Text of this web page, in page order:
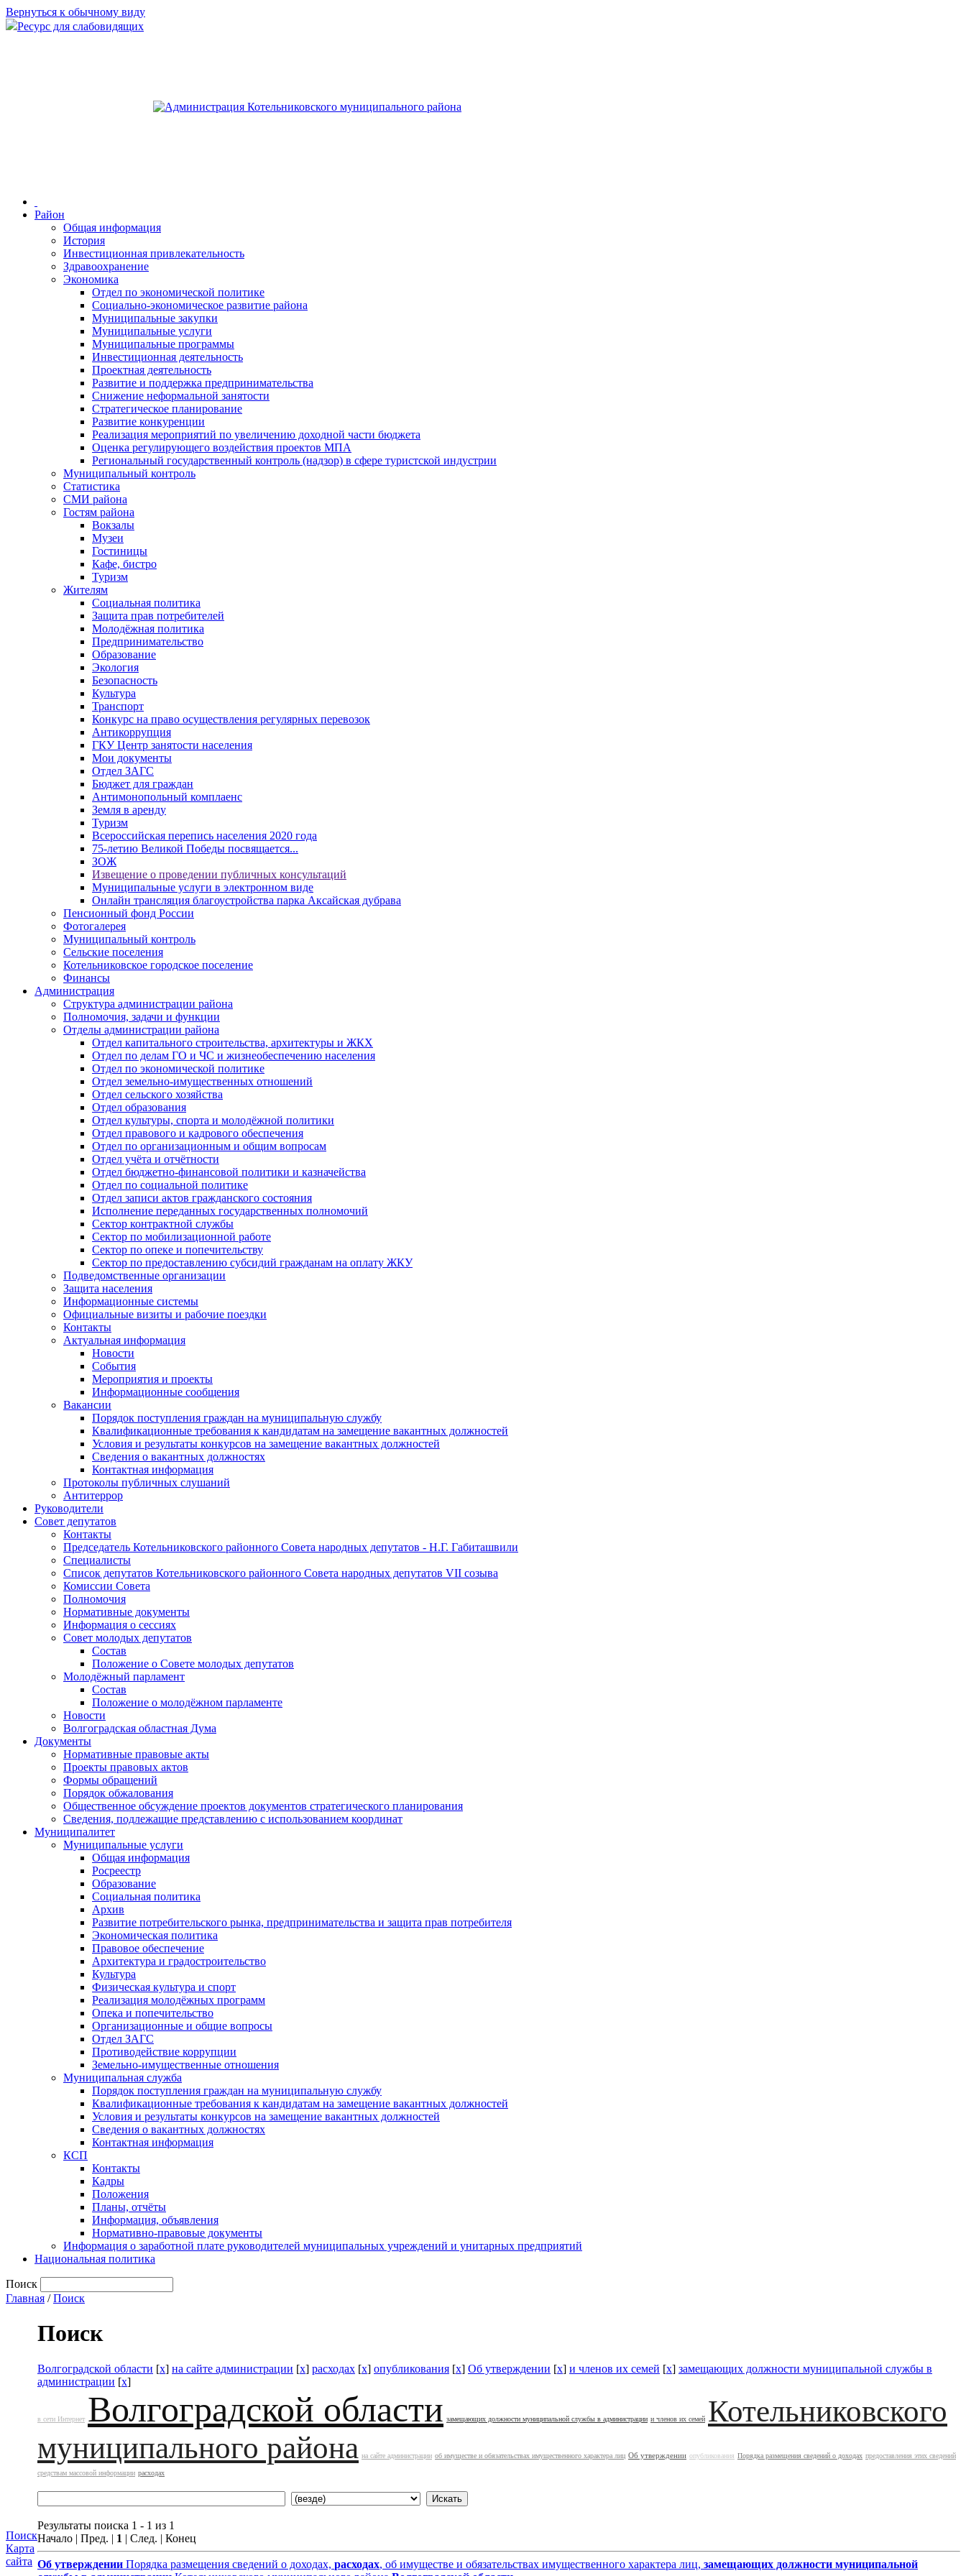
Вернуться к обычному виду
Ресурс для слабовидящих
Район
Общая информация
История
Инвестиционная привлекательность
Здравоохранение
Экономика
Отдел по экономической политике
Социально-экономическое развитие района
Муниципальные закупки
Муниципальные услуги
Муниципальные программы
Инвестиционная деятельность
Проектная деятельность
Развитие и поддержка предпринимательства
Снижение неформальной занятости
Стратегическое планирование
Развитие конкуренции
Реализация мероприятий по увеличению доходной части бюджета
Оценка регулирующего воздействия проектов МПА
Региональный государственный контроль (надзор) в сфере туристской индустрии
Муниципальный контроль
Статистика
СМИ района
Гостям района
Вокзалы
Музеи
Гостиницы
Кафе, бистро
Туризм
Жителям
Социальная политика
Защита прав потребителей
Молодёжная политика
Предпринимательство
Образование
Экология
Безопасность
Культура
Транспорт
Конкурс на право осуществления регулярных перевозок
Антикоррупция
ГКУ Центр занятости населения
Мои документы
Отдел ЗАГС
Бюджет для граждан
Антимонопольный комплаенс
Земля в аренду
Туризм
Всероссийская перепись населения 2020 года
75-летию Великой Победы посвящается...
ЗОЖ
Извещение о проведении публичных консультаций
Муниципальные услуги в электронном виде
Онлайн трансляция благоустройства парка Аксайская дубрава
Пенсионный фонд России
Фотогалерея
Муниципальный контроль
Сельские поселения
Котельниковское городское поселение
Финансы
Администрация
Структура администрации района
Полномочия, задачи и функции
Отделы администрации района
Отдел капитального строительства, архитектуры и ЖКХ
Отдел по делам ГО и ЧС и жизнеобеспечению населения
Отдел по экономической политике
Отдел земельно-имущественных отношений
Отдел сельского хозяйства
Отдел образования
Отдел культуры, спорта и молодёжной политики
Отдел правового и кадрового обеспечения
Отдел по организационным и общим вопросам
Отдел учёта и отчётности
Отдел бюджетно-финансовой политики и казначейства
Отдел по социальной политике
Отдел записи актов гражданского состояния
Исполнение переданных государственных полномочий
Сектор контрактной службы
Сектор по мобилизационной работе
Сектор по опеке и попечительству
Сектор по предоставлению субсидий гражданам на оплату ЖКУ
Подведомственные организации
Защита населения
Информационные системы
Официальные визиты и рабочие поездки
Контакты
Актуальная информация
Новости
События
Мероприятия и проекты
Информационные сообщения
Вакансии
Порядок поступления граждан на муниципальную службу
Квалификационные требования к кандидатам на замещение вакантных должностей
Условия и результаты конкурсов на замещение вакантных должностей
Сведения о вакантных должностях
Контактная информация
Протоколы публичных слушаний
Антитеррор
Руководители
Совет депутатов
Контакты
Председатель Котельниковского районного Совета народных депутатов - Н.Г. Габиташвили
Специалисты
Список депутатов Котельниковского районного Совета народных депутатов VII созыва
Комиссии Совета
Полномочия
Нормативные документы
Информация о сессиях
Совет молодых депутатов
Состав
Положение о Совете молодых депутатов
Молодёжный парламент
Состав
Положение о молодёжном парламенте
Новости
Волгоградская областная Дума
Документы
Нормативные правовые акты
Проекты правовых актов
Формы обращений
Порядок обжалования
Общественное обсуждение проектов документов стратегического планирования
Сведения, подлежащие представлению с использованием координат
Муниципалитет
Муниципальные услуги
Общая информация
Росреестр
Образование
Социальная политика
Архив
Развитие потребительского рынка, предпринимательства и защита прав потребителя
Экономическая политика
Правовое обеспечение
Архитектура и градостроительство
Культура
Физическая культура и спорт
Реализация молодёжных программ
Опека и попечительство
Организационные и общие вопросы
Отдел ЗАГС
Противодействие коррупции
Земельно-имущественные отношения
Муниципальная служба
Порядок поступления граждан на муниципальную службу
Квалификационные требования к кандидатам на замещение вакантных должностей
Условия и результаты конкурсов на замещение вакантных должностей
Сведения о вакантных должностях
Контактная информация
КСП
Контакты
Кадры
Положения
Планы, отчёты
Информация, объявления
Нормативно-правовые документы
Информация о заработной плате руководителей муниципальных учреждений и унитарных предприятий
Национальная политика
Поиск
Главная /Поиск
Поиск
Карта
сайта
Поиск
Волгоградской области [x] на сайте администрации [x] расходах [x] опубликования [x] Об утверждении [x] и членов их семей [x] замещающих должности муниципальной службы в
администрации [x]
в сети Интернет Волгоградской области замещающих должности муниципальной службы в администрации и членов их семей Котельниковского
муниципального района на сайте администрации об имуществе и обязательствах имущественного характера лиц Об утверждении опубликования Порядка размещения сведений о доходах предоставления этих сведений
средствам массовой информации расходах
Результаты поиска 1 - 1 из 1
Начало | Пред. | 1 | След. | Конец
Об утверждении Порядка размещения сведений о доходах, расходах, об имуществе и обязательствах имущественного характера лиц, замещающих должности муниципальной